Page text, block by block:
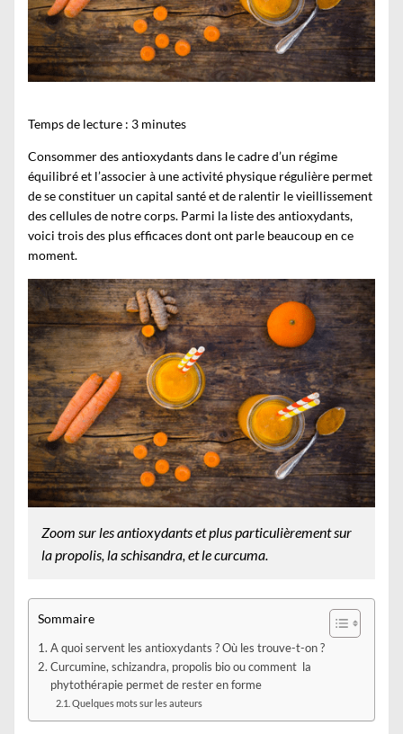
Temps de lecture : 3 minutes
Consommer des antioxydants dans le cadre d’un régime
équilibré et l’associer à une activité physique régulière permet
de se constituer un capital santé et de ralentir le vieillissement
des cellules de notre corps. Parmi la liste des antioxydants,
voici trois des plus efficaces dont ont parle beaucoup en ce
moment.
Zoom sur les antioxydants et plus particulièrement sur
la propolis, la schisandra, et le curcuma.
Sommaire
A quoi servent les antioxydants ? Où les trouve-t-on ?
Curcumine, schizandra, propolis bio ou comment la
phytothérapie permet de rester en forme
Quelques mots sur les auteurs